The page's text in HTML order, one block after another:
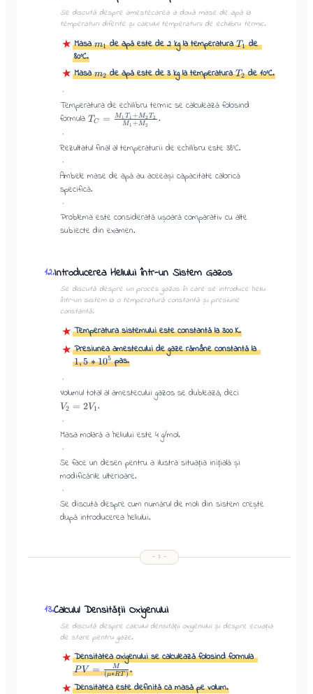
Se discută despre amestecarea a două mase de apă la
temperaturi diferite și calculul temperaturii de echilibru termic.
★ Masam1de apă este de 2 kg la temperaturaT1de
80°C.
★ Masam2de apă este de 3 kg la temperaturaT2de 10°C.
·
Temperatura de echilibru termic se calculează folosind
formula T C = M1 +M2
M1 T 1 +M2 T2 .
·
Rezultatul final al temperaturii de echilibru este 38°C.
·
Ambele mase de apă au aceeași capacitate calorică
specifică.
·
Problema este considerată ușoară comparativ cu alte
subiecte din examen.
12.Introducerea Heliului într-un Sistem Gazos
Se discută despre un proces gazos în care se introduce heliu
într-un sistem la o temperatură constantă și presiune
constantă.
★ Temperatura sistemului este constantă la 300 K.
★ Presiunea amestecului de gaze rămâne constantă la
1,5∗105pas.
·
V2 = 2V1 .
·
Masa molară a heliului este 4 g/mol.
·
Se face un desen pentru a ilustra situația inițială și
modificările ulterioare.
·
Se discută despre cum numărul de moli din sistem crește
după introducerea heliului.
— 7 —
13.Calculul Densității Oxigenului
Se discută despre calculul densității oxigenului și despre ecuația
de stare pentru gaze.
★ Densitatea oxigenului se calculează folosind formula
PV = (μ∗RT)
M .
★ Densitatea este definită ca masă pe volum.